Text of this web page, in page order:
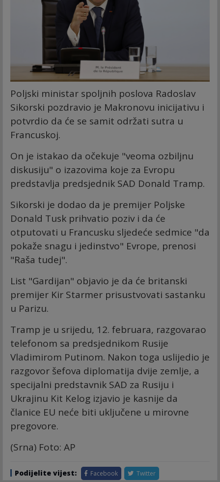
Poljski ministar spoljnih poslova Radoslav
Sikorski pozdravio je Makronovu inicijativu i
potvrdio da će se samit održati sutra u
Francuskoj.
On je istakao da očekuje "veoma ozbiljnu
diskusiju" o izazovima koje za Evropu
predstavlja predsjednik SAD Donald Tramp.
Sikorski je dodao da je premijer Poljske
Donald Tusk prihvatio poziv i da će
otputovati u Francusku sljedeće sedmice "da
pokaže snagu i jedinstvo" Evrope, prenosi
"Raša tudej".
List "Gardijan" objavio je da će britanski
premijer Kir Starmer prisustvovati sastanku
u Parizu.
Tramp je u srijedu, 12. februara, razgovarao
telefonom sa predsjednikom Rusije
Vladimirom Putinom. Nakon toga uslijedio je
razgovor šefova diplomatija dvije zemlje, a
specijalni predstavnik SAD za Rusiju i
Ukrajinu Kit Kelog izjavio je kasnije da
članice EU neće biti uključene u mirovne
pregovore.
(Srna) Foto: AP
Podijelite vijest: Facebook Twitter